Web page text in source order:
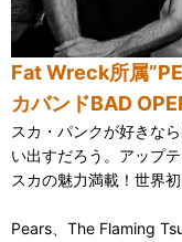
Fat Wreck所属
カバンドBAD
スカ・パンクが好きな
い出すだろう。アップ
スカの魅力満載！世界初
Pears、The Flaming